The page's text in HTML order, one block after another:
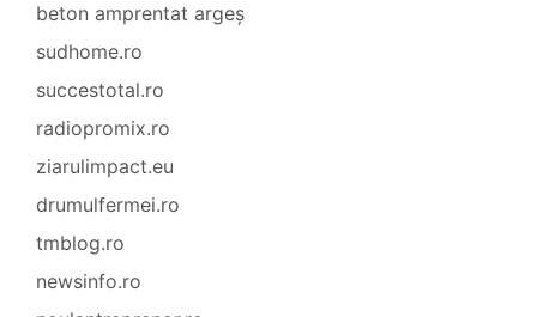
beton amprentat argeș
sudhome.ro
succestotal.ro
radiopromix.ro
ziarulimpact.eu
drumulfermei.ro
tmblog.ro
newsinfo.ro